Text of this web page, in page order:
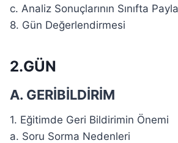
c. Analiz Sonuçlarının Sınıfta
8. Gün Değerlendirmesi
2.GÜN
A. GERİBİLDİRİM
1. Eğitimde Geri Bildirimin Önemi
a. Soru Sorma Nedenleri